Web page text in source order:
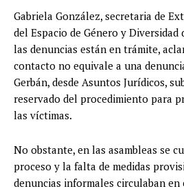
Gabriela González, secretaria de
del Espacio de Género y Diversidad
las denuncias están en trámite,
contacto no equivale a una
Gerbán, desde Asuntos Jurídicos,
reservado del procedimiento para
las víctimas.
No obstante, en las asambleas se
proceso y la falta de medidas
denuncias informales circulaban en